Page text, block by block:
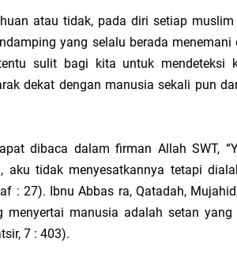
Diri (Personal Accident)
Kawi dan Sikap Seorang Muslim yang Seharusnya
Jalan
Kelompok” Justru Mengajarkan Pengkhianatan
Bekerja Jauh
atau tidak, pada diri setiap muslim
yang selalu berada menemani
sulit bagi kita untuk mendeteksi
dekat dengan manusia sekali pun
dibaca dalam firman Allah SWT,
aku tidak menyesatkannya tetapi
: 27). Ibnu Abbas ra, Qatadah,
menyertai manusia adalah setan
7 : 403).